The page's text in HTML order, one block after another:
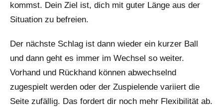
kommst. Dein Ziel ist, dich mit guter Länge aus der
Situation zu befreien.
Der nächste Schlag ist dann wieder ein kurzer Ball
und dann geht es immer im Wechsel so weiter.
Vorhand und Rückhand können abwechselnd
zugespielt werden oder der Zuspielende variiert die
Seite zufällig. Das fordert dir noch mehr Flexibilität ab.